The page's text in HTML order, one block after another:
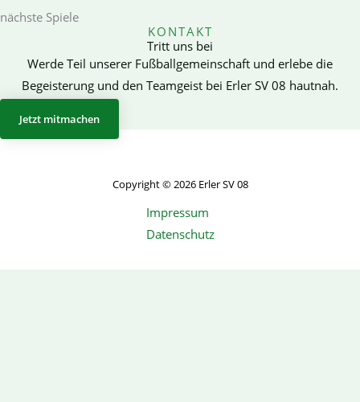
nächste Spiele
KONTAKT
Tritt uns bei
Werde Teil unserer Fußballgemeinschaft und erlebe die
Begeisterung und den Teamgeist bei Erler SV 08 hautnah.
Jetzt mitmachen
Copyright © 2026 Erler SV 08
Impressum
Datenschutz